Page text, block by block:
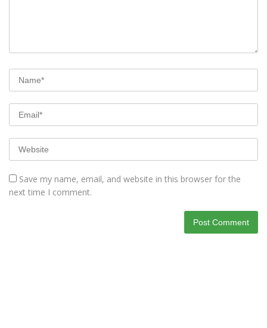
Save my name, email, and website in this browser for the
next time I comment.